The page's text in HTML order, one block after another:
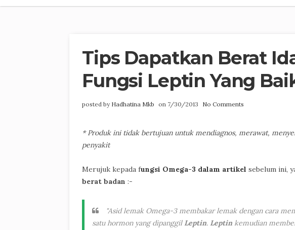
Tips Dapatkan Berat
Fungsi Leptin Yang
posted by Hadhatina Mkb on 7/30/2013 No Comments
* Produk ini tidak bertujuan untuk mendiagnos, merawat,
penyakit
Merujuk kepada fungsi Omega-3 dalam artikel sebelum ini,
berat badan :-
"Asid lemak Omega-3 membakar lemak dengan cara
satu hormon yang dipanggil Leptin. Leptin kemudian